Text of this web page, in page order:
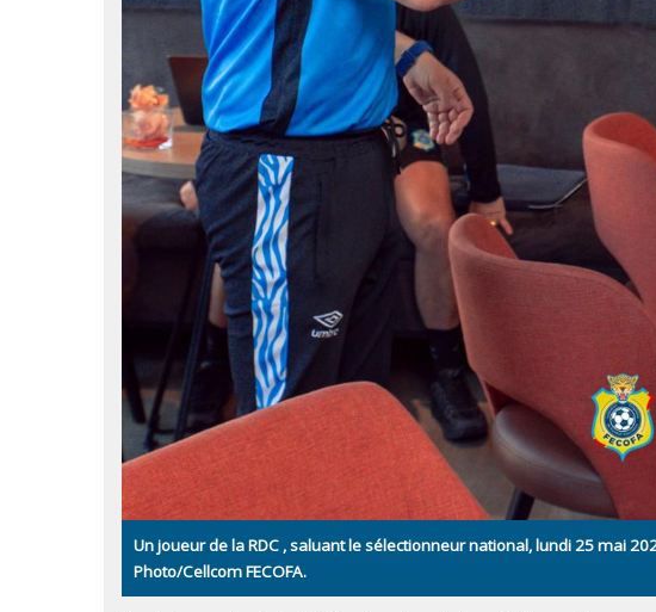
Un joueur de la RDC , saluant le sélectionneur national, lundi 25 mai
Photo/Cellcom FECOFA.